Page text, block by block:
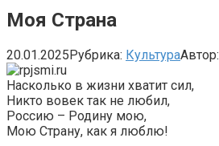
Моя Страна
20.01.2025Рубрика: КультураАвтор:
Насколько в жизни хватит сил,
Никто вовек так не любил,
Россию – Родину мою,
Мою Страну, как я люблю!